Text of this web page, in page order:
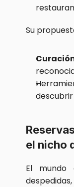
Su
el nicho
El mundo